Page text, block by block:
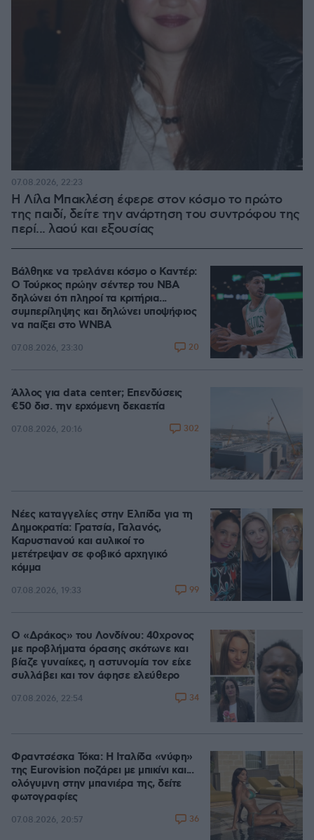
Η Λίλα Μπακλέση έφερε στον κόσμο το πρώτο
της παιδί, δείτε την ανάρτηση του συντρόφου της
περί... λαού και εξουσίας
07.08.2026, 22:23
Βάλθηκε να τρελάνει κόσμο ο Καντέρ:
Ο Τούρκος πρώην σέντερ του NBA
δηλώνει ότι πληροί τα κριτήρια...
συμπερίληψης και δηλώνει υποψήφιος
να παίξει στο WNBA
07.08.2026, 23:30 20
Άλλος για data center; Επενδύσεις
€50 δισ. την ερχόμενη δεκαετία
07.08.2026, 20:16 302
Νέες καταγγελίες στην Ελπίδα για τη
Δημοκρατία: Γρατσία, Γαλανός,
Καρυστιανού και αυλικοί το
μετέτρεψαν σε φοβικό αρχηγικό
κόμμα
07.08.2026, 19:33 99
Ο «Δράκος» του Λονδίνου: 40χρονος
με προβλήματα όρασης σκότωνε και
βίαζε γυναίκες, η αστυνομία τον είχε
συλλάβει και τον άφησε ελεύθερο
07.08.2026, 22:54 34
Φραντσέσκα Τόκα: Η Ιταλίδα «νύφη»
της Eurovision ποζάρει με μπικίνι και...
ολόγυμνη στην μπανιέρα της, δείτε
φωτογραφίες
07.08.2026, 20:57 36